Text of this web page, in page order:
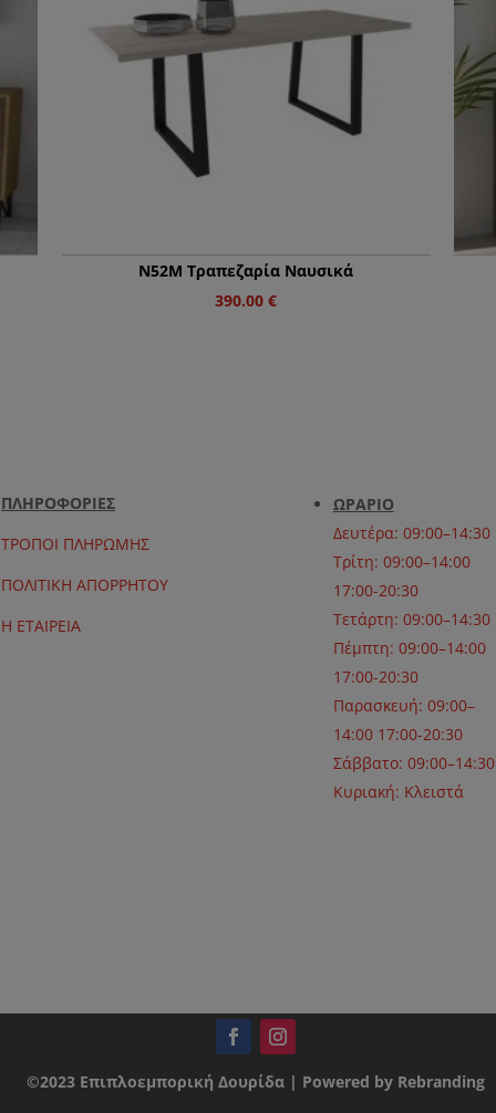
Ν52Μ Τραπεζαρία Ναυσικά
390.00€
ΠΛΗΡΟΦΟΡΙΕΣ
ΤΡΟΠΟΙ ΠΛΗΡΩΜΗΣ
ΠΟΛΙΤΙΚΗ ΑΠΟΡΡΗΤΟΥ
Η ΕΤΑΙΡΕΙΑ
ΩΡΑΡΙΟ
Δευτέρα: 09:00–14:30
Τρίτη: 09:00–14:00
17:00-20:30
Τετάρτη: 09:00–14:30
Πέμπτη: 09:00–14:00
17:00-20:30
Παρασκευή: 09:00–
14:00 17:00-20:30
Σάββατο: 09:00–14:30
Κυριακή: Κλειστά
©2023 Επιπλοεμπορική Δουρίδα | Powered by Rebranding